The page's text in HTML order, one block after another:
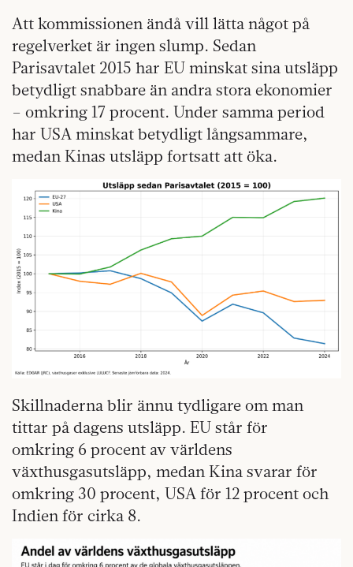
Att kommissionen ändå vill lätta något på
regelverket är ingen slump. Sedan
Parisavtalet 2015 har EU minskat sina utsläpp
betydligt snabbare än andra stora ekonomier
– omkring 17 procent. Under samma period
har USA minskat betydligt långsammare,
medan Kinas utsläpp fortsatt att öka.
Skillnaderna blir ännu tydligare om man
tittar på dagens utsläpp. EU står för
omkring 6 procent av världens
växthusgasutsläpp, medan Kina svarar för
omkring 30 procent, USA för 12 procent och
Indien för cirka 8.